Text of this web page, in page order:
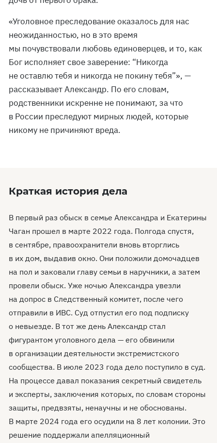
«Уголовное преследование оказалось для нас
неожиданностью, но в это время
мы почувствовали любовь единоверцев, и то, как
Бог исполняет свое заверение: “Никогда
не оставлю тебя и никогда не покину тебя”», —
рассказывает Александр. По его словам,
родственники искренне не понимают, за что
в России преследуют мирных людей, которые
никому не причиняют вреда.
Краткая история дела
В первый раз обыск в семье Александра и Екатерины
Чаган прошел в марте 2022 года. Полгода спустя,
в сентябре, правоохранители вновь вторглись
в их дом, выдавив окно. Они положили домочадцев
на пол и заковали главу семьи в наручники, а затем
провели обыск. Уже ночью Александра увезли
на допрос в Следственный комитет, после чего
отправили в ИВС. Суд отпустил его под подписку
о невыезде. В тот же день Александр стал
фигурантом уголовного дела — его обвинили
в организации деятельности экстремистского
сообщества. В июле 2023 года дело поступило в суд.
На процессе давал показания секретный свидетель
и эксперты, заключения которых, по словам стороны
защиты, предвзяты, ненаучны и не обоснованы.
В марте 2024 года его осудили на 8 лет колонии. Это
решение поддержали апелляционный